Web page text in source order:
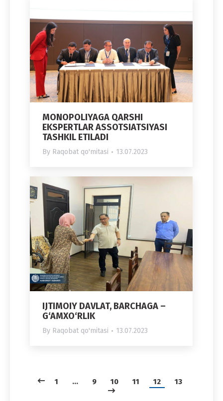
MONOPOLIYAGA QARSHI
EKSPERTLAR ASSOTSIATSIYASI
TASHKIL ETILADI
By Raqobat qo'mitasi 13.07.2023
IJTIMOIY DAVLAT, BARCHAGA –
G‘AMXO‘RLIK
By Raqobat qo'mitasi 13.07.2023
1 … 9 10 11 12 13